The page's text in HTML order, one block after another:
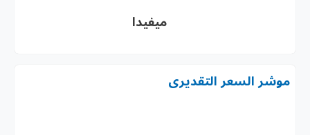
ميفيدا
موشر السعر التقديرى